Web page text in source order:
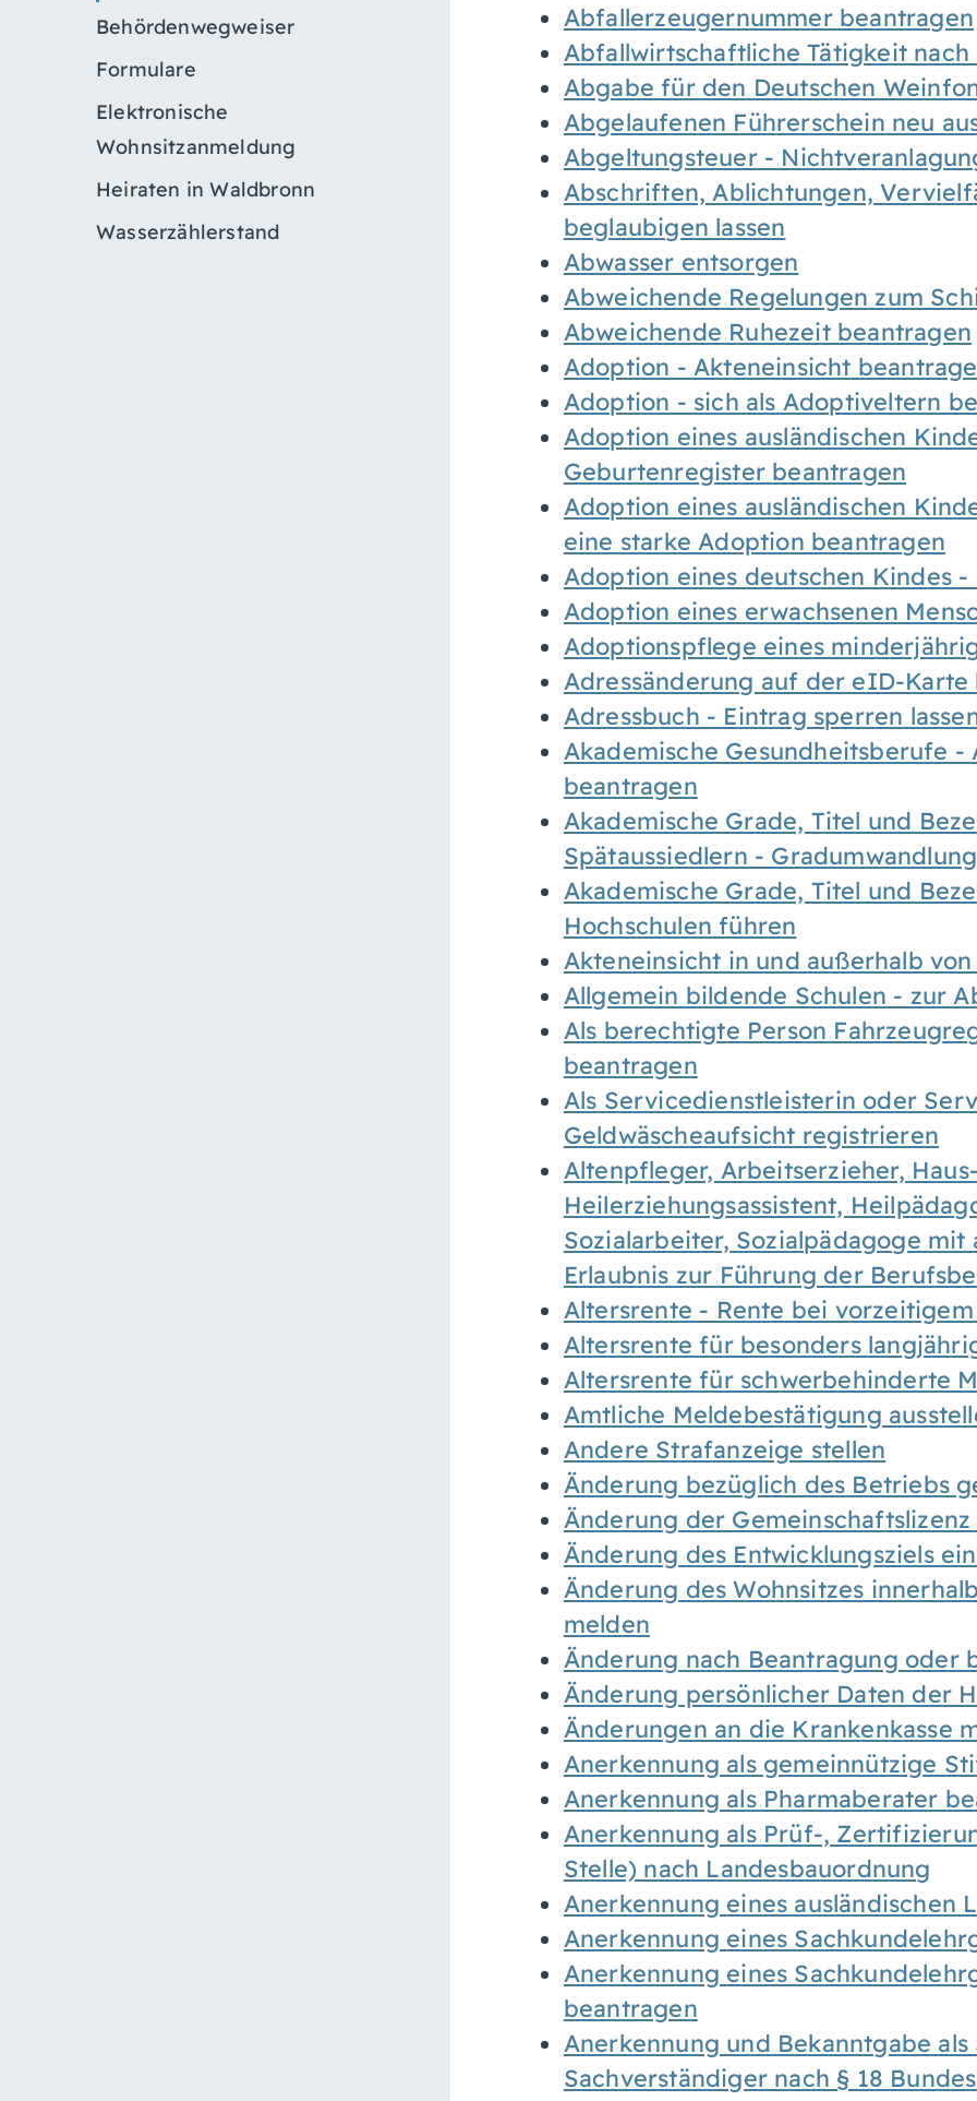
Behördenwegweiser
Formulare
Elektronische
Wohnsitzanmeldung
Heiraten in Waldbronn
Wasserzählerstand
Abfallerzeugernummer beantragen
Abfallwirtschaftliche Tätigkeit
Abgabe für den Deutschen
Abgelaufenen Führerschein neu
Abgeltungsteuer -
Abschriften, Ablichtungen,
beglaubigen lassen
Abwasser entsorgen
Abweichende Regelungen zum
Abweichende Ruhezeit beantragen
Adoption - Akteneinsicht
Adoption - sich als Adoptiveltern
Adoption eines ausländischen
Geburtenregister beantragen
Adoption eines ausländischen
eine starke Adoption beantragen
Adoption eines deutschen Kindes
Adoption eines erwachsenen
Adoptionspflege eines
Adressänderung auf der eID-Karte
Adressbuch - Eintrag sperren
Akademische Gesundheitsberufe
beantragen
Akademische Grade, Titel und
Spätaussiedlern -
Akademische Grade, Titel und
Hochschulen führen
Akteneinsicht in und außerhalb
Allgemein bildende Schulen - zur
Als berechtigte Person
beantragen
Als Servicedienstleisterin oder
Geldwäscheaufsicht registrieren
Altenpfleger, Arbeitserzieher,
Heilerziehungsassistent,
Sozialarbeiter, Sozialpädagoge
Erlaubnis zur Führung der
Altersrente - Rente bei
Altersrente für besonders
Altersrente für schwerbehinderte
Amtliche Meldebestätigung
Andere Strafanzeige stellen
Änderung bezüglich des Betriebs
Änderung der
Änderung des Entwicklungsziels
Änderung des Wohnsitzes
melden
Änderung nach Beantragung oder
Änderung persönlicher Daten der
Änderungen an die Krankenkasse
Anerkennung als gemeinnützige
Anerkennung als Pharmaberater
Anerkennung als Prüf-,
Stelle) nach Landesbauordnung
Anerkennung eines ausländischen
Anerkennung eines
Anerkennung eines
beantragen
Anerkennung und Bekanntgabe
Sachverständiger nach § 18